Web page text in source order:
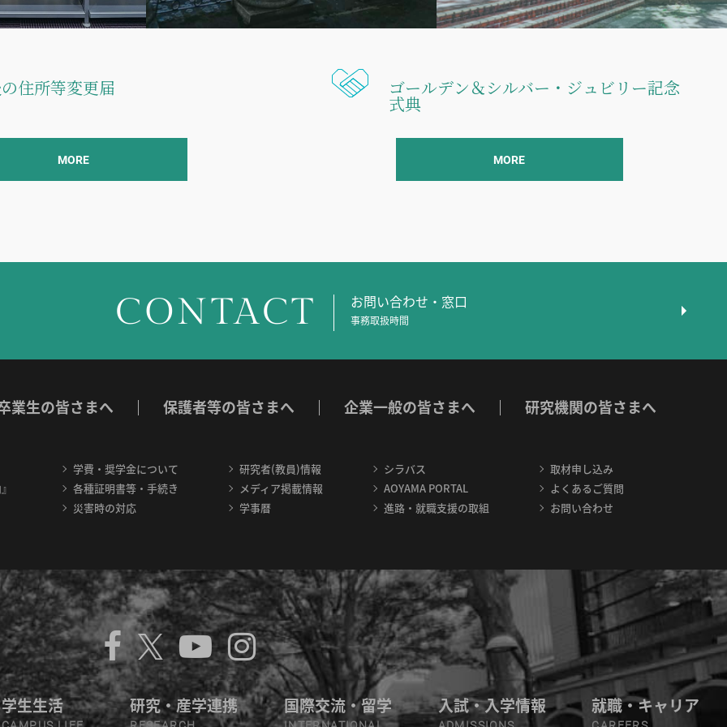
住所等変更届
MORE
ゴールデン＆シルバー・ジュビリー記念
式典
MORE
CONTACT お問い合わせ・窓口
事務取扱時間
業生の皆さまへ 保護者等の皆さまへ 企業一般の皆さまへ 研究機関の皆さまへ
学費・奨学金について
各種証明書等・手続き
災害時の対応
研究者(教員)情報
メディア掲載情報
学事暦
シラバス
AOYAMA PORTAL
進路・就職支援の取組
取材申し込み
よくあるご質問
お問い合わせ
学生生活 研究・産学連携 国際交流・留学 入試・入学情報 就職・キャリア